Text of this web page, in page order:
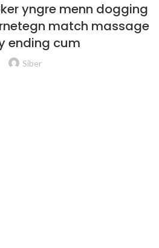
yngre menn dogging
match massage
ending cum
Siber